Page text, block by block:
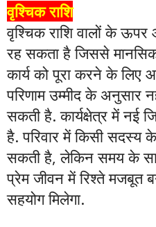
वृश्चिक राशि
वृश्चिक राशि वालों के
रह सकता है जिससे
कार्य को पूरा करने के
परिणाम उम्मीद के अनुसार
सकती है. कार्यक्षेत्र में नई
है. परिवार में किसी सदस्य
सकती है, लेकिन समय के
प्रेम जीवन में रिश्ते मजबूत
सहयोग मिलेगा.